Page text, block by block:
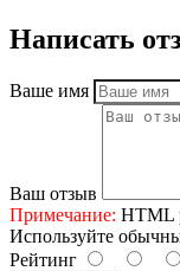
Написать
Ваше имя
Ваш отзыв
Примечание: HTML
Используйте
Рейтинг